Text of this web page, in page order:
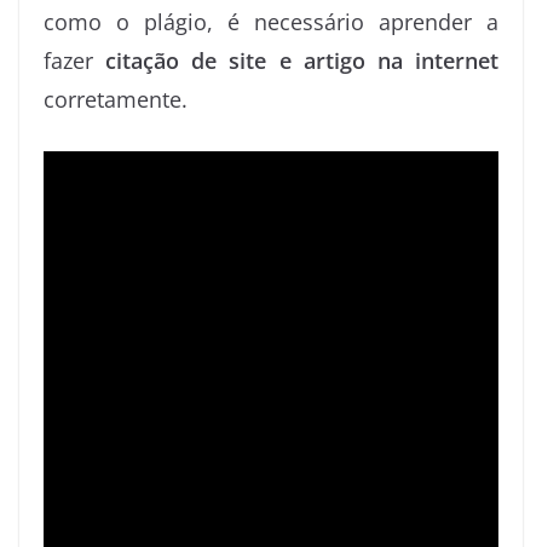
como o plágio, é necessário aprender a
fazer citação de site e artigo na internet
corretamente.